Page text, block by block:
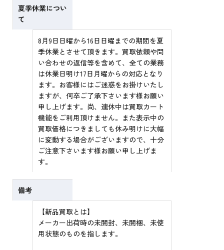
夏季休業につい
て
8月9日日曜から16日日曜までの期間を夏
季休業とさせて頂きます。買取依頼や問
い合わせの返信等を含めて、全ての業務
は休業日明け17日月曜からの対応となり
ます。お客様にはご迷惑をお掛けいたし
ますが、何卒ご了承下さいます様お願い
申し上げます。尚、連休中は買取カート
機能をご利用頂けません。また表示中の
買取価格につきましても休み明けに大幅
に変動する場合がございますので、十分
ご注意下さいます様お願い申し上げま
す。
備考
【新品買取とは】
メーカー出荷時の未開封、未開梱、未使
用状態のものを指します。